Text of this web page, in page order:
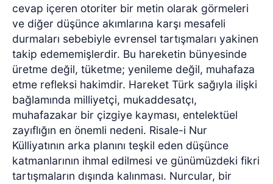
cevap içeren otoriter bir metin olarak görmeleri
ve diğer düşünce akımlarına karşı mesafeli
durmaları sebebiyle evrensel tartışmaları yakinen
takip edememişlerdir. Bu hareketin bünyesinde
üretme değil, tüketme; yenileme değil, muhafaza
etme refleksi hakimdir. Hareket Türk sağıyla ilişki
bağlamında milliyetçi, mukaddesatçı,
muhafazakar bir çizgiye kayması, entelektüel
zayıflığın en önemli nedeni. Risale-i Nur
Külliyatının arka planını teşkil eden düşünce
katmanlarının ihmal edilmesi ve günümüzdeki fikri
tartışmaların dışında kalınması. Nurcular, bir